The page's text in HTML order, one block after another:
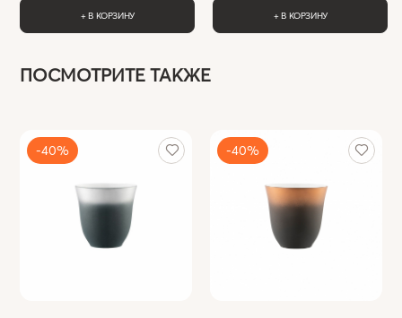
+ В КОРЗИНУ + В КОРЗИНУ
ПОСМОТРИТЕ ТАКЖЕ
-40% -40%